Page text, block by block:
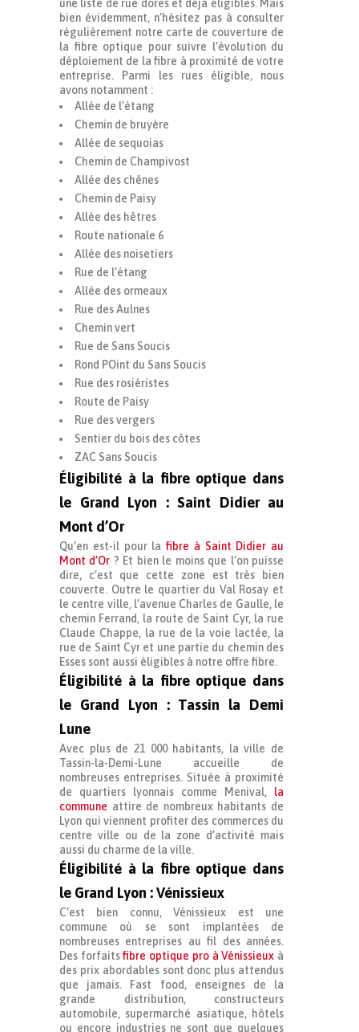
une liste de rue dores et déjà éligibles. Mais
bien évidemment, n’hésitez pas à consulter
régulièrement notre carte de couverture de
la fibre optique pour suivre l’évolution du
déploiement de la fibre à proximité de votre
entreprise. Parmi les rues éligible, nous
avons notamment :
Allée de l’étang
Chemin de bruyère
Allée de sequoias
Chemin de Champivost
Allée des chênes
Chemin de Paisy
Allée des hêtres
Route nationale 6
Allée des noisetiers
Rue de l’étang
Allée des ormeaux
Rue des Aulnes
Chemin vert
Rue de Sans Soucis
Rond POint du Sans Soucis
Rue des rosiéristes
Route de Paisy
Rue des vergers
Sentier du bois des côtes
ZAC Sans Soucis
Éligibilité à la fibre optique dans
le Grand Lyon : Saint Didier au
Mont d’Or
Qu’en est-il pour la fibre à Saint Didier au
Mont d’Or ? Et bien le moins que l’on puisse
dire, c’est que cette zone est très bien
couverte. Outre le quartier du Val Rosay et
le centre ville, l’avenue Charles de Gaulle, le
chemin Ferrand, la route de Saint Cyr, la rue
Claude Chappe, la rue de la voie lactée, la
rue de Saint Cyr et une partie du chemin des
Esses sont aussi éligibles à notre offre fibre.
Éligibilité à la fibre optique dans
le Grand Lyon : Tassin la Demi
Lune
Avec plus de 21 000 habitants, la ville de
Tassin-la-Demi-Lune accueille de
nombreuses entreprises. Située à proximité
de quartiers lyonnais comme Menival,
la
commune attire de nombreux habitants de
Lyon qui viennent profiter des commerces du
centre ville ou de la zone d’activité mais
aussi du charme de la ville.
Éligibilité à la fibre optique dans
le Grand Lyon : Vénissieux
C’est bien connu, Vénissieux est une
commune où se sont implantées de
nombreuses entreprises au fil des années.
Des forfaitsfibre optique pro à Vénissieux à
des prix abordables sont donc plus attendus
que jamais. Fast food, enseignes de la
grande distribution, constructeurs
automobile, supermarché asiatique, hôtels
ou encore industries ne sont que quelques